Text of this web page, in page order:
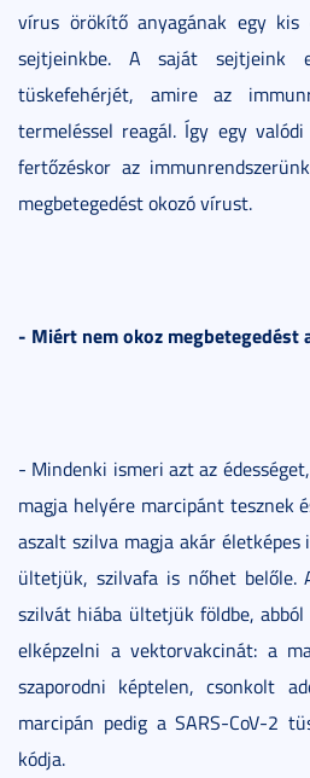
vírus örökítő anyagának egy kis
sejtjeinkbe. A saját sejtjeink
tüskefehérjét, amire az
termeléssel reagál. Így egy
fertőzéskor az
megbetegedést okozó vírust.
- Miért nem okoz megbetegedést
- Mindenki ismeri azt az
magja helyére marcipánt tesznek
aszalt szilva magja akár
ültetjük, szilvafa is nőhet belőle.
szilvát hiába ültetjük földbe,
elképzelni a vektorvakcinát: a
szaporodni képtelen, csonkolt
marcipán pedig a SARS-CoV-2
kódja.